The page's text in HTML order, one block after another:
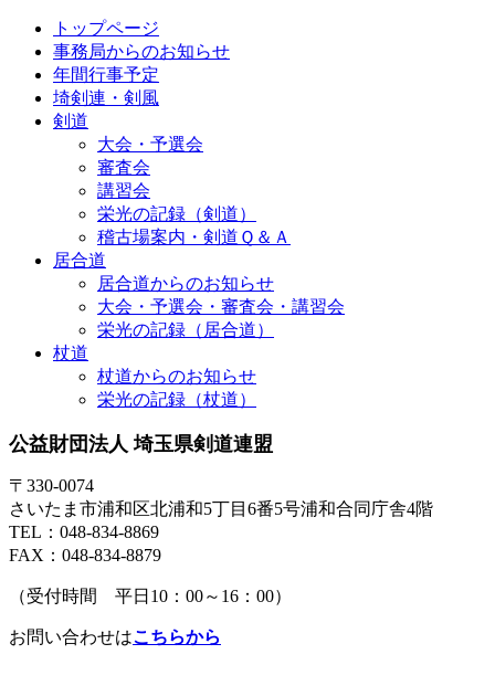
トップページ
事務局からのお知らせ
年間行事予定
埼剣連・剣風
剣道
大会・予選会
審査会
講習会
栄光の記録（剣道）
稽古場案内・剣道Ｑ＆Ａ
居合道
居合道からのお知らせ
大会・予選会・審査会・講習会
栄光の記録（居合道）
杖道
杖道からのお知らせ
栄光の記録（杖道）
公益財団法人 埼玉県剣道連盟
〒330-0074
さいたま市浦和区北浦和5丁目6番5号浦和合同庁舎4階
TEL：048-834-8869
FAX：048-834-8879
（受付時間 平日10：00～16：00）
お問い合わせはこちらから